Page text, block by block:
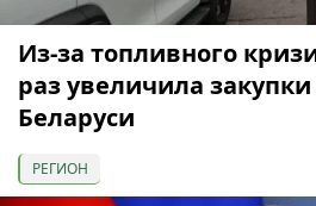
Из-за топливного
раз увеличила
Беларуси
РЕГИОН